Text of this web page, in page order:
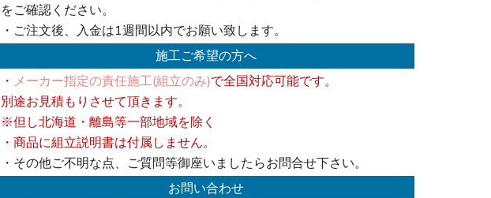
をご確認ください。
・ご注文後、入金は1週間以内でお願い致します。
施工ご希望の方へ
・ メーカー指定の責任施工(組立のみ)で全国対応可能です。
別途お見積もりさせて頂きます。
※但し北海道・離島等一部地域を除く
・商品に組立説明書は付属しません。
・その他ご不明な点、ご質問等御座いましたらお問合せ下さい。
お問い合わせ